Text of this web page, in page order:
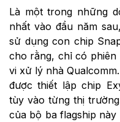
Là một trong những
nhất vào đầu năm sau,
sử dụng con chip
cho rằng, chỉ có
vi xử lý nhà
được thiết lập chip
tùy vào từng thị
của bộ ba flagship